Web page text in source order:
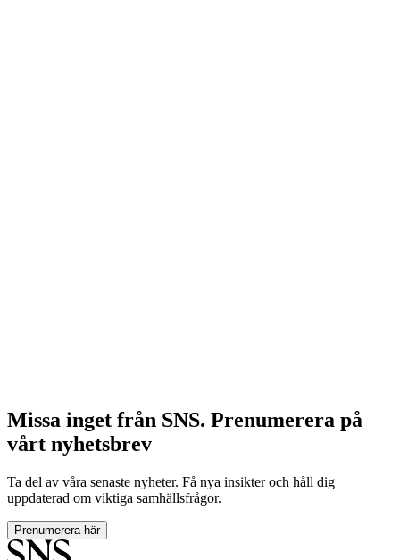
Missa inget från SNS. Prenumerera på
vårt nyhetsbrev
Ta del av våra senaste nyheter. Få nya insikter och håll dig
uppdaterad om viktiga samhällsfrågor.
Prenumerera här